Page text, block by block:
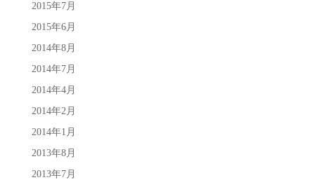
2015年7月
2015年6月
2014年8月
2014年7月
2014年4月
2014年2月
2014年1月
2013年8月
2013年7月